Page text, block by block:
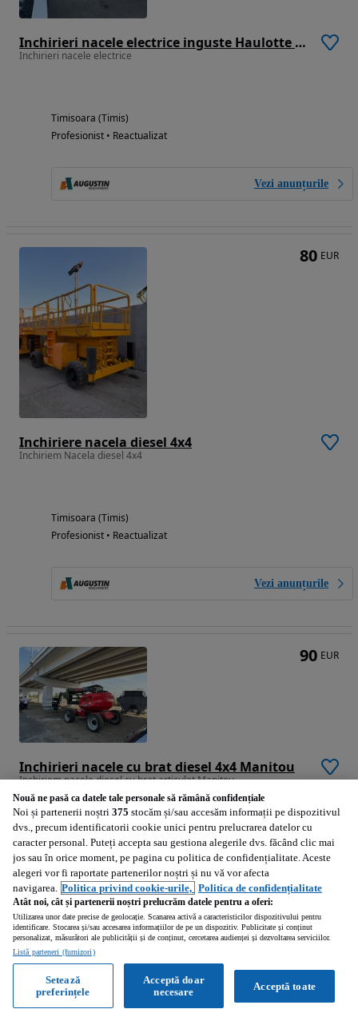
Inchirieri nacele electrice inguste Haulotte Compact 8
Inchirieri nacele electrice
Timisoara (Timis)
Profesionist • Reactualizat
Vezi anunțurile
Inchiriere nacela diesel 4x4
Inchiriem Nacela diesel 4x4
Timisoara (Timis)
Profesionist • Reactualizat
Vezi anunțurile
80 EUR
Inchirieri nacele cu brat diesel 4x4 Manitou
Inchiriem nacele diesel cu brat articulat Manitou
Timisoara (Timis)
Profesionist • Reactualizat
Vezi anunțurile
90 EUR
3 4 37
Nouă ne pasă ca datele tale personale să rămână confidențiale
Noi și partenerii noștri 375 stocăm și/sau accesăm informații pe dispozitivul
dvs., precum identificatorii cookie unici pentru prelucrarea datelor cu
caracter personal. Puteți accepta sau gestiona alegerile dvs. făcând clic mai
jos sau în orice moment, pe pagina cu politica de confidențialitate. Aceste
alegeri vor fi raportate partenerilor noștri și nu vă vor afecta
navigarea. Politica privind cookie-urile, Politica de confidențialitate
Atât noi, cât și partenerii noștri prelucrăm datele pentru a oferi:
Utilizarea unor date precise de geolocație. Scanarea activă a caracteristicilor dispozitivului pentru
identificare. Stocarea și/sau accesarea informațiilor de pe un dispozitiv. Publicitate și conținut
personalizat, măsurători ale publicității și de conținut, cercetarea audienței și dezvoltarea serviciilor.
Listă parteneri (furnizori)
Acceptă toate
Acceptă doar
necesare
Setează
preferințele